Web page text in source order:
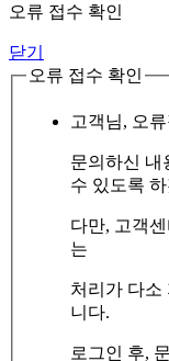
오류 접수 확인
닫기
오류 접수 확인
고객님, 오
문의하신 내
수 있도록
다만, 고객
는
처리가 다소
니다.
로그인 후,